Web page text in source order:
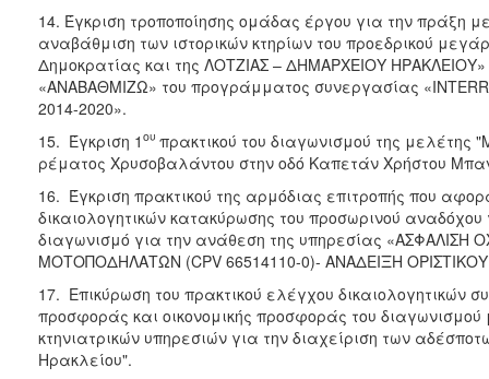
14. Έγκριση τροποποίησης ομάδας έργου για την πράξη
αναβάθμιση των ιστορικών κτηρίων του προεδρικού
Δημοκρατίας και της ΛΟΤΖΙΑΣ – ΔΗΜΑΡΧΕΙΟΥ
«ΑΝΑΒΑΘΜΙΖΩ» του προγράμματος συνεργασίας
2014-2020».
15. Έγκριση 1 ου πρακτικού του διαγωνισμού της μελέτης
ρέματος Χρυσοβαλάντου στην οδό Καπετάν Χρήστου
16. Έγκριση πρακτικού της αρμόδιας επιτροπής που
δικαιολογητικών κατακύρωσης του προσωρινού αναδόχου
διαγωνισμό για την ανάθεση της υπηρεσίας
ΜΟΤΟΠΟΔΗΛΑΤΩΝ (CPV 66514110-0)- ΑΝΑΔΕΙΞΗ
17. Επικύρωση του πρακτικού ελέγχου δικαιολογητικών
προσφοράς και οικονομικής προσφοράς του διαγωνισμού
κτηνιατρικών υπηρεσιών για την διαχείριση των
Ηρακλείου".